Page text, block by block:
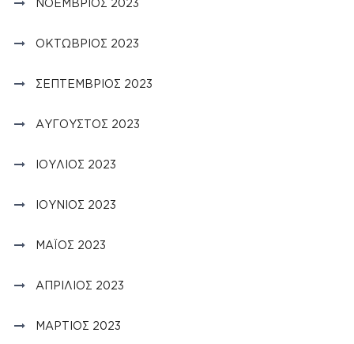
ΝΟΈΜΒΡΙΟΣ 2023
ΟΚΤΏΒΡΙΟΣ 2023
ΣΕΠΤΈΜΒΡΙΟΣ 2023
ΑΎΓΟΥΣΤΟΣ 2023
ΙΟΎΛΙΟΣ 2023
ΙΟΎΝΙΟΣ 2023
ΜΆΙΟΣ 2023
ΑΠΡΊΛΙΟΣ 2023
ΜΆΡΤΙΟΣ 2023